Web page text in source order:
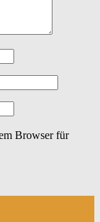
Browser für